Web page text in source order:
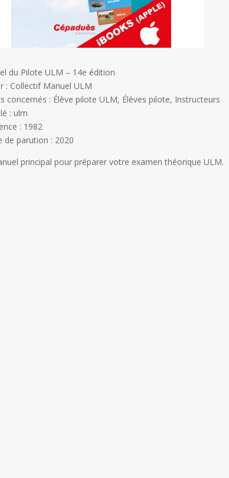
du Pilote ULM – 14e édition
: Collectif Manuel ULM
concernés : Élève pilote ULM, Élèves pilote, Instructeurs
: ulm
: 1982
de parution : 2020
principal pour préparer votre examen théorique ULM.